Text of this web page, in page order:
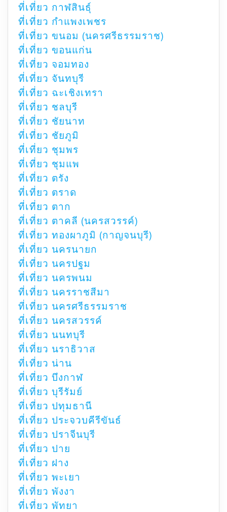
ที่เที่ยว กาฬสินธุ์
ที่เที่ยว กำแพงเพชร
ที่เที่ยว ขนอม (นครศรีธรรมราช)
ที่เที่ยว ขอนแก่น
ที่เที่ยว จอมทอง
ที่เที่ยว จันทบุรี
ที่เที่ยว ฉะเชิงเทรา
ที่เที่ยว ชลบุรี
ที่เที่ยว ชัยนาท
ที่เที่ยว ชัยภูมิ
ที่เที่ยว ชุมพร
ที่เที่ยว ชุมแพ
ที่เที่ยว ตรัง
ที่เที่ยว ตราด
ที่เที่ยว ตาก
ที่เที่ยว ตาคลี (นครสวรรค์)
ที่เที่ยว ทองผาภูมิ (กาญจนบุรี)
ที่เที่ยว นครนายก
ที่เที่ยว นครปฐม
ที่เที่ยว นครพนม
ที่เที่ยว นครราชสีมา
ที่เที่ยว นครศรีธรรมราช
ที่เที่ยว นครสวรรค์
ที่เที่ยว นนทบุรี
ที่เที่ยว นราธิวาส
ที่เที่ยว น่าน
ที่เที่ยว บึงกาฬ
ที่เที่ยว บุรีรัมย์
ที่เที่ยว ปทุมธานี
ที่เที่ยว ประจวบคีรีขันธ์
ที่เที่ยว ปราจีนบุรี
ที่เที่ยว ปาย
ที่เที่ยว ฝาง
ที่เที่ยว พะเยา
ที่เที่ยว พังงา
ที่เที่ยว พัทยา